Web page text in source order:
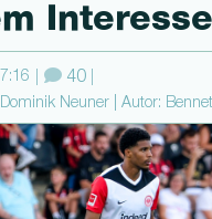
Interesse
40
Neuner | Autor: